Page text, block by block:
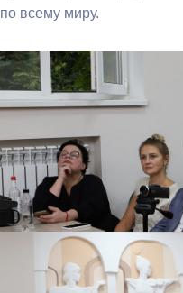
по всему миру.